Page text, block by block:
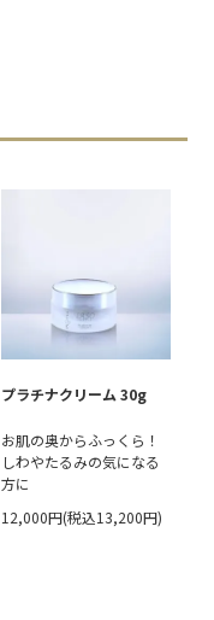
プラチナクリーム 30g
お肌の奥からふっくら！
しわやたるみの気になる
方に
12,000円(税込13,200円)